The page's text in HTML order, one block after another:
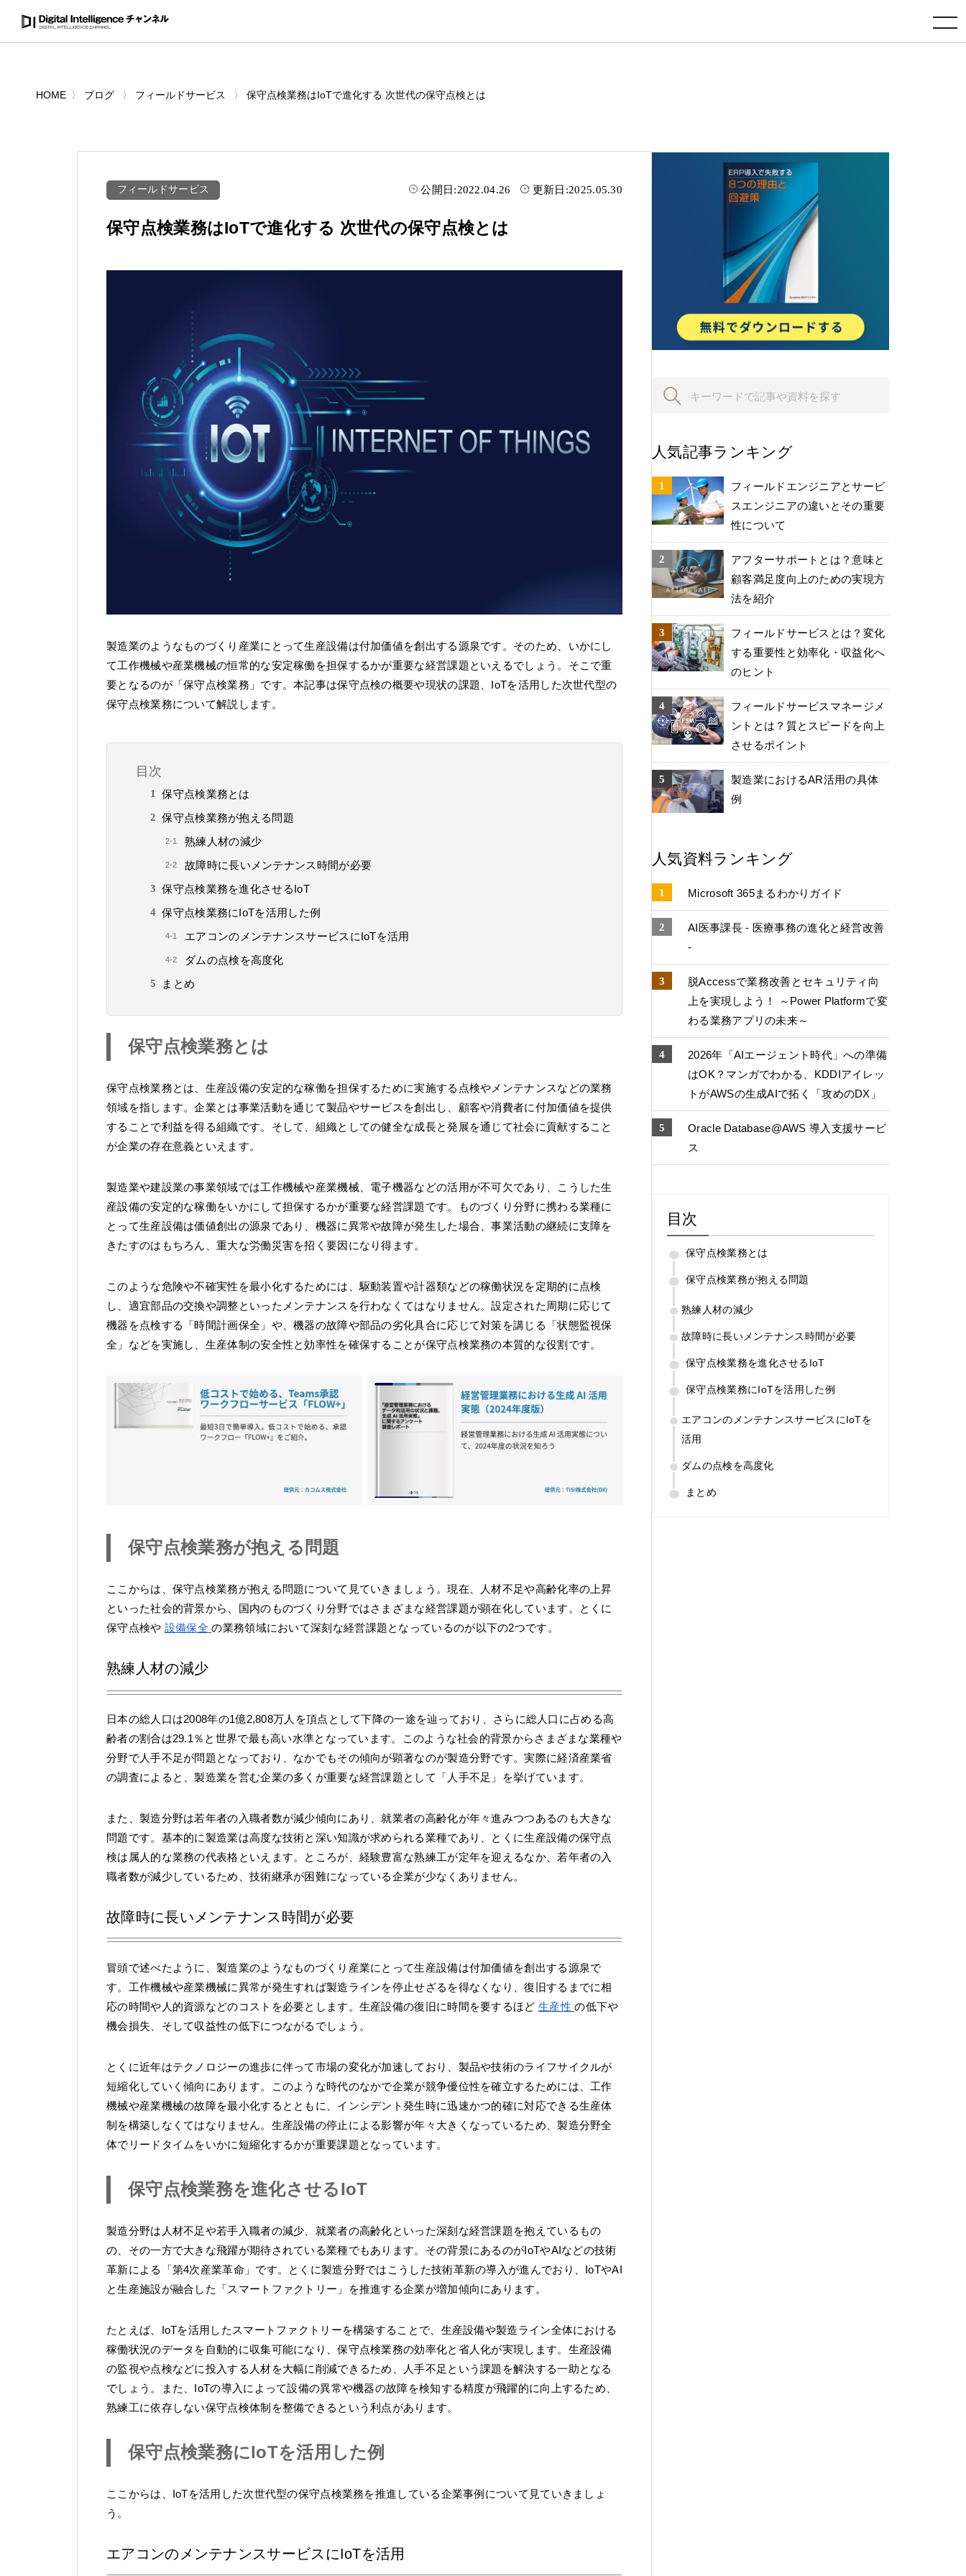
toggle navigation
HOME ブログ フィールドサービス 保守点検業務はIoTで進化する 次世代の保守点検とは
フィールドサービス 公開日:2022.04.26 更新日:2025.05.30
保守点検業務はIoTで進化する 次世代の保守点検とは
製造業のようなものづくり産業にとって生産設備は付加価値を創出する源泉です。そのため、いかにし
て工作機械や産業機械の恒常的な安定稼働を担保するかが重要な経営課題といえるでしょう。そこで重
要となるのが「保守点検業務」です。本記事は保守点検の概要や現状の課題、IoTを活用した次世代型の
保守点検業務について解説します。
目次
保守点検業務とは
保守点検業務が抱える問題
熟練人材の減少
故障時に長いメンテナンス時間が必要
保守点検業務を進化させるIoT
保守点検業務にIoTを活用した例
エアコンのメンテナンスサービスにIoTを活用
ダムの点検を高度化
まとめ
保守点検業務とは
保守点検業務とは、生産設備の安定的な稼働を担保するために実施する点検やメンテナンスなどの業務
領域を指します。企業とは事業活動を通じて製品やサービスを創出し、顧客や消費者に付加価値を提供
することで利益を得る組織です。そして、組織としての健全な成長と発展を通じて社会に貢献すること
が企業の存在意義といえます。
製造業や建設業の事業領域では工作機械や産業機械、電子機器などの活用が不可欠であり、こうした生
産設備の安定的な稼働をいかにして担保するかが重要な経営課題です。ものづくり分野に携わる業種に
とって生産設備は価値創出の源泉であり、機器に異常や故障が発生した場合、事業活動の継続に支障を
きたすのはもちろん、重大な労働災害を招く要因になり得ます。
このような危険や不確実性を最小化するためには、駆動装置や計器類などの稼働状況を定期的に点検
し、適宜部品の交換や調整といったメンテナンスを行わなくてはなりません。設定された周期に応じて
機器を点検する「時間計画保全」や、機器の故障や部品の劣化具合に応じて対策を講じる「状態監視保
全」などを実施し、生産体制の安全性と効率性を確保することが保守点検業務の本質的な役割です。
保守点検業務が抱える問題
ここからは、保守点検業務が抱える問題について見ていきましょう。現在、人材不足や高齢化率の上昇
といった社会的背景から、国内のものづくり分野ではさまざまな経営課題が顕在化しています。とくに
保守点検や 設備保全の業務領域において深刻な経営課題となっているのが以下の2つです。
熟練人材の減少
日本の総人口は2008年の1億2,808万人を頂点として下降の一途を辿っており、さらに総人口に占める高
齢者の割合は29.1％と世界で最も高い水準となっています。このような社会的背景からさまざまな業種や
分野で人手不足が問題となっており、なかでもその傾向が顕著なのが製造分野です。実際に経済産業省
の調査によると、製造業を営む企業の多くが重要な経営課題として「人手不足」を挙げています。
また、製造分野は若年者の入職者数が減少傾向にあり、就業者の高齢化が年々進みつつあるのも大きな
問題です。基本的に製造業は高度な技術と深い知識が求められる業種であり、とくに生産設備の保守点
検は属人的な業務の代表格といえます。ところが、経験豊富な熟練工が定年を迎えるなか、若年者の入
職者数が減少しているため、技術継承が困難になっている企業が少なくありません。
故障時に長いメンテナンス時間が必要
冒頭で述べたように、製造業のようなものづくり産業にとって生産設備は付加価値を創出する源泉で
す。工作機械や産業機械に異常が発生すれば製造ラインを停止せざるを得なくなり、復旧するまでに相
応の時間や人的資源などのコストを必要とします。生産設備の復旧に時間を要するほど 生産性の低下や
機会損失、そして収益性の低下につながるでしょう。
とくに近年はテクノロジーの進歩に伴って市場の変化が加速しており、製品や技術のライフサイクルが
短縮化していく傾向にあります。このような時代のなかで企業が競争優位性を確立するためには、工作
機械や産業機械の故障を最小化するとともに、インシデント発生時に迅速かつ的確に対応できる生産体
制を構築しなくてはなりません。生産設備の停止による影響が年々大きくなっているため、製造分野全
体でリードタイムをいかに短縮化するかが重要課題となっています。
保守点検業務を進化させるIoT
製造分野は人材不足や若手入職者の減少、就業者の高齢化といった深刻な経営課題を抱えているもの
の、その一方で大きな飛躍が期待されている業種でもあります。その背景にあるのがIoTやAIなどの技術
革新による「第4次産業革命」です。とくに製造分野ではこうした技術革新の導入が進んでおり、IoTやAI
と生産施設が融合した「スマートファクトリー」を推進する企業が増加傾向にあります。
たとえば、IoTを活用したスマートファクトリーを構築することで、生産設備や製造ライン全体における
稼働状況のデータを自動的に収集可能になり、保守点検業務の効率化と省人化が実現します。生産設備
の監視や点検などに投入する人材を大幅に削減できるため、人手不足という課題を解決する一助となる
でしょう。また、IoTの導入によって設備の異常や機器の故障を検知する精度が飛躍的に向上するため、
熟練工に依存しない保守点検体制を整備できるという利点があります。
保守点検業務にIoTを活用した例
ここからは、IoTを活用した次世代型の保守点検業務を推進している企業事例について見ていきましょ
う。
エアコンのメンテナンスサービスにIoTを活用
人気記事ランキング
フィールドエンジニアとサービ
スエンジニアの違いとその重要
性について
アフターサポートとは？意味と
顧客満足度向上のための実現方
法を紹介
フィールドサービスとは？変化
する重要性と効率化・収益化へ
のヒント
フィールドサービスマネージメ
ントとは？質とスピードを向上
させるポイント
製造業におけるAR活用の具体
例
人気資料ランキング
Microsoft 365まるわかりガイド
AI医事課長 - 医療事務の進化と経営改善
-
脱Accessで業務改善とセキュリティ向
上を実現しよう！ ～Power Platformで変
わる業務アプリの未来～
2026年「AIエージェント時代」への準備
はOK？マンガでわかる、KDDIアイレッ
トがAWSの生成AIで拓く「攻めのDX」
Oracle Database@AWS 導入支援サービ
ス
目次
保守点検業務とは
保守点検業務が抱える問題
熟練人材の減少
故障時に長いメンテナンス時間が必要
保守点検業務を進化させるIoT
保守点検業務にIoTを活用した例
エアコンのメンテナンスサービスにIoTを
活用
ダムの点検を高度化
まとめ